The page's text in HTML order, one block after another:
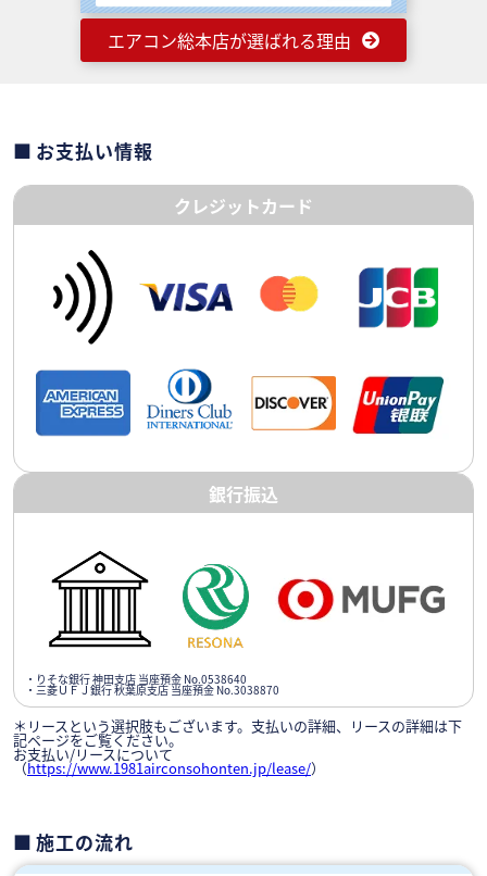
エアコン総本店が選ばれる理由
お支払い情報
クレジットカード
銀行振込
・りそな銀行 神田支店 当座預金 No.0538640
・三菱ＵＦＪ銀行 秋葉原支店 当座預金 No.3038870
＊リースという選択肢もございます。支払いの詳細、リースの詳細は下
記ページをご覧ください。
お支払い/リースについて
（https://www.1981airconsohonten.jp/lease/）
施工の流れ